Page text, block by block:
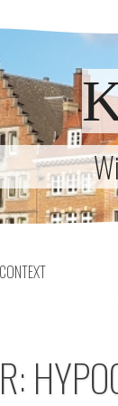
CONTEXT